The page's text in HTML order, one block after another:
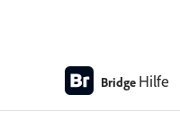
Bridge Hilfe